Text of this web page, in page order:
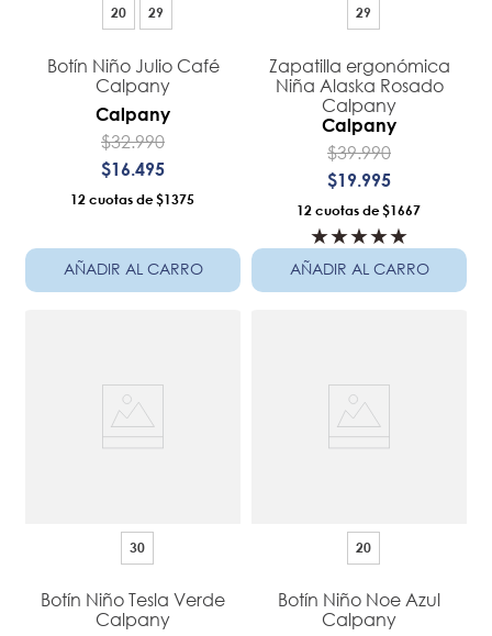
20 29
Botín Niño Julio Café
Calpany
Calpany
$32.990
$16.495
12 $1375
AÑADIR AL CARRO
29
Zapatilla ergonómica
Niña Alaska Rosado
Calpany
Calpany
$39.990
$19.995
12 $1667
★★★★★
AÑADIR AL CARRO
30
Botín Niño Tesla Verde
Calpany
20
Botín Niño Noe Azul
Calpany